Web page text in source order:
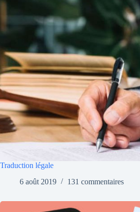
Traduction légale
6 août 2019
131 commentaires